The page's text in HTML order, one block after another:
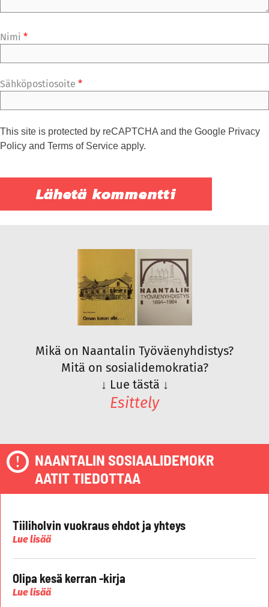
Nimi *
Sähköpostiosoite *
This site is protected by reCAPTCHA and the Google Privacy
Policy and Terms of Service apply.
Mikä on Naantalin Työväenyhdistys?
Mitä on sosialidemokratia?
↓ Lue tästä ↓
Esittely
NAANTALIN SOSIAALIDEMOKR
AATIT TIEDOTTAA
Tiiliholvin vuokraus ehdot ja yhteys
Lue lisää
Olipa kesä kerran -kirja
Lue lisää